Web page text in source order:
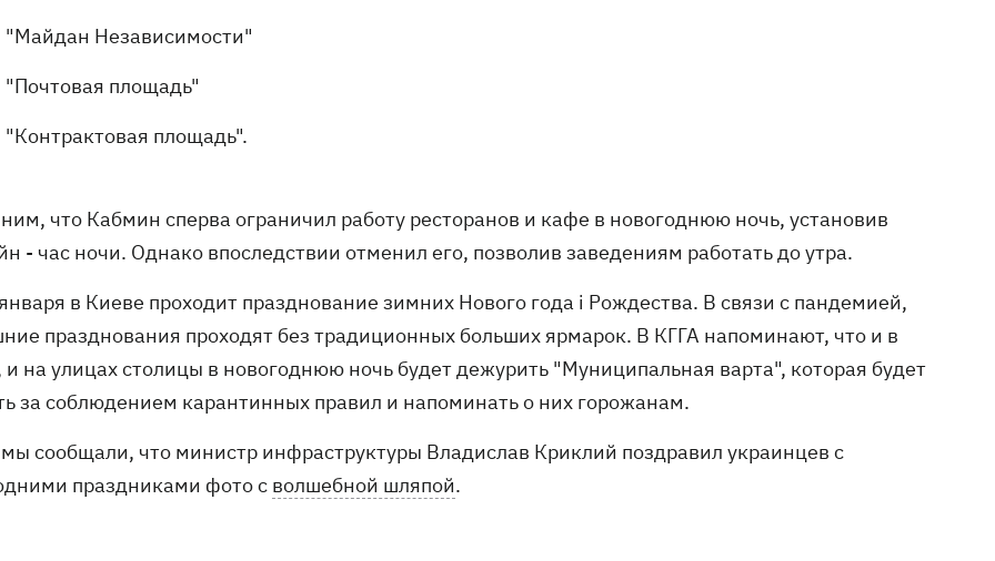
"Майдан Независимости"
"Почтовая площадь"
"Контрактовая площадь".
что Кабмин сперва ограничил работу ресторанов и кафе в новогоднюю ночь, установив
- час ночи. Однако впоследствии отменил его, позволив заведениям работать до утра.
в Киеве проходит празднование зимних Нового года і Рождества. В связи с пандемией,
празднования проходят без традиционных больших ярмарок. В КГГА напоминают, что и в
и на улицах столицы в новогоднюю ночь будет дежурить "Муниципальная варта", которая будет
за соблюдением карантинных правил и напоминать о них горожанам.
сообщали, что министр инфраструктуры Владислав Криклий поздравил украинцев с
праздниками фото с волшебной шляпой.